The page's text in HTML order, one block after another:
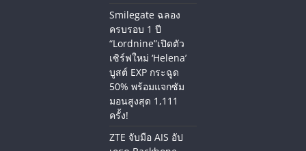
Smilegate ฉลอง
ครบรอบ 1 ปี
“Lordnine”เปิดตัว
เซิร์ฟใหม่ ‘Helena’
บูสต์ EXP กระฉูด
50% พร้อมแจกซัม
มอนสูงสุด 1,111
ครั้ง!
ZTE จับมือ AIS อัป